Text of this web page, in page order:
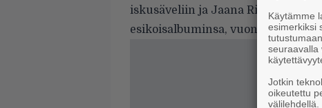
iskusäveliin ja Jaana Rinteen
esikoisalbuminsa, vuonna 1987
Käytämme
esimerkiksi
seuraavalla
Jotkin
oikeutettu
välilehdellä.